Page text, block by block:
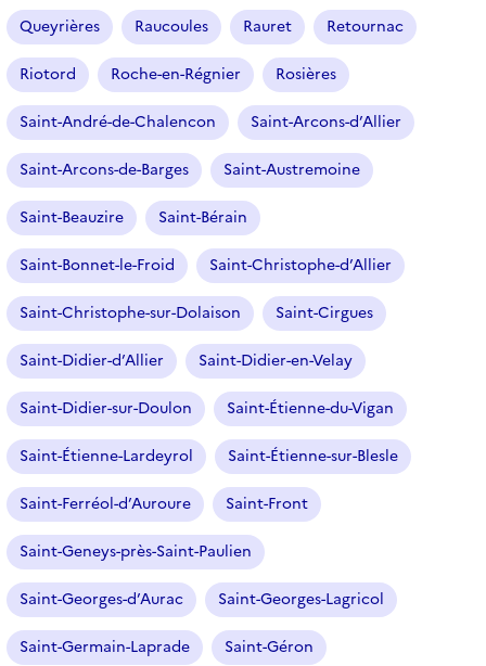
Queyrières Raucoules Rauret Retournac
Riotord Roche-en-Régnier Rosières
Saint-André-de-Chalencon Saint-Arcons-d’Allier
Saint-Arcons-de-Barges Saint-Austremoine
Saint-Beauzire Saint-Bérain
Saint-Bonnet-le-Froid Saint-Christophe-d’Allier
Saint-Christophe-sur-Dolaison Saint-Cirgues
Saint-Didier-d’Allier Saint-Didier-en-Velay
Saint-Didier-sur-Doulon Saint-Étienne-du-Vigan
Saint-Étienne-Lardeyrol Saint-Étienne-sur-Blesle
Saint-Ferréol-d’Auroure Saint-Front
Saint-Geneys-près-Saint-Paulien
Saint-Georges-d’Aurac Saint-Georges-Lagricol
Saint-Germain-Laprade Saint-Géron